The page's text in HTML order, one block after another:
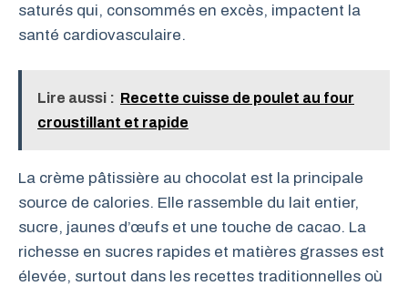
saturés qui, consommés en excès, impactent la
santé cardiovasculaire.
Lire aussi : Recette cuisse de poulet au four
croustillant et rapide
La crème pâtissière au chocolat est la principale
source de calories. Elle rassemble du lait entier,
sucre, jaunes d’œufs et une touche de cacao. La
richesse en sucres rapides et matières grasses est
élevée, surtout dans les recettes traditionnelles où